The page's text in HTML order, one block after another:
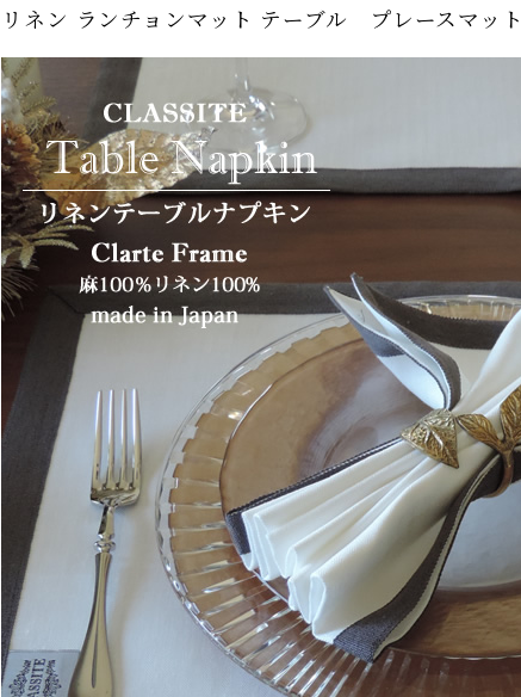
リネン ランチョンマット テーブル プレースマ